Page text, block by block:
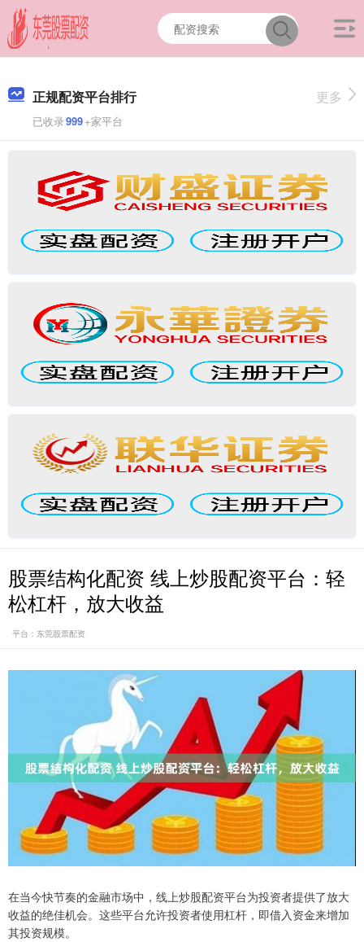
正规配资平台排行
已收录999+家平台
更多
股票结构化配资 线上炒股配资平台：轻
松杠杆，放大收益
平台：东莞股票配资
在当今快节奏的金融市场中，线上炒股配资平台为投资者提供了放大
收益的绝佳机会。这些平台允许投资者使用杠杆，即借入资金来增加
其投资规模。